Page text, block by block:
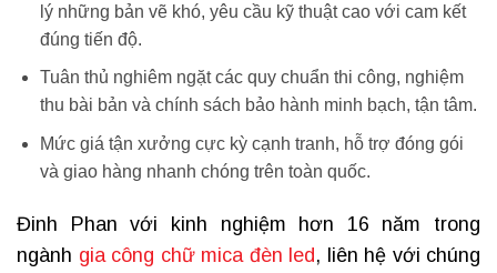
lý những bản vẽ khó, yêu cầu kỹ thuật cao với cam kết
đúng tiến độ.
Tuân thủ nghiêm ngặt các quy chuẩn thi công, nghiệm
thu bài bản và chính sách bảo hành minh bạch, tận tâm.
Mức giá tận xưởng cực kỳ cạnh tranh, hỗ trợ đóng gói
và giao hàng nhanh chóng trên toàn quốc.
Đinh Phan với kinh nghiệm hơn 16 năm trong
ngành gia công chữ mica đèn led, liên hệ với chúng